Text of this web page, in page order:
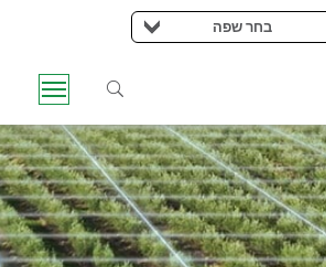
בחר שפה